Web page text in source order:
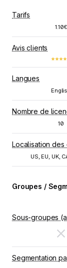
Tarifs
1.10€
Avis clients
Langues
Nombre de
10
Localisation des
US, EU, UK,
Groupes /
Sous-groupes
Segmentation